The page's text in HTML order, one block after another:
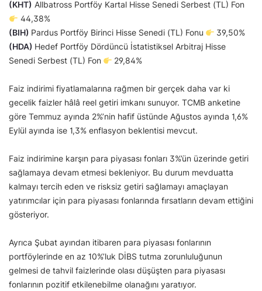
(KHT) Allbatross Portföy Kartal Hisse Senedi Serbest (TL) Fon
44,38%
(BIH) Pardus Portföy Birinci Hisse Senedi (TL) Fonu
39,50%
(HDA) Hedef Portföy Dördüncü İstatistiksel Arbitraj Hisse
Senedi Serbest (TL) Fon
29,84%
Faiz indirimi fiyatlamalarına rağmen bir gerçek daha var ki
gecelik faizler hâlâ reel getiri imkanı sunuyor. TCMB anketine
göre Temmuz ayında 2%’nin hafif üstünde Ağustos ayında 1,6%
Eylül ayında ise 1,3% enflasyon beklentisi mevcut.
Faiz indirimine karşın para piyasası fonları 3%’ün üzerinde getiri
sağlamaya devam etmesi bekleniyor. Bu durum mevduatta
kalmayı tercih eden ve risksiz getiri sağlamayı amaçlayan
yatırımcılar için para piyasası fonlarında fırsatların devam ettiğini
gösteriyor.
Ayrıca Şubat ayından itibaren para piyasası fonlarının
portföylerinde en az 10%’luk DİBS tutma zorunluluğunun
gelmesi de tahvil faizlerinde olası düşüşten para piyasası
fonlarının pozitif etkilenebilme olanağını yaratıyor.